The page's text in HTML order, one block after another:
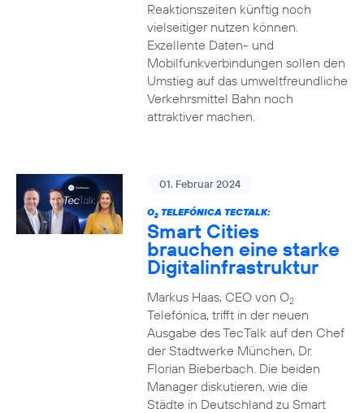
Reaktionszeiten künftig noch
vielseitiger nutzen können.
Exzellente Daten- und
Mobilfunkverbindungen sollen den
Umstieg auf das umweltfreundliche
Verkehrsmittel Bahn noch
attraktiver machen.
01. Februar 2024
O2TELEFÓNICA TECTALK:
Smart Cities
brauchen eine starke
Digitalinfrastruktur
Markus Haas, CEO von O2
Telefónica, trifft in der neuen
Ausgabe des TecTalk auf den Chef
der Stadtwerke München, Dr.
Florian Bieberbach. Die beiden
Manager diskutieren, wie die
Städte in Deutschland zu Smart